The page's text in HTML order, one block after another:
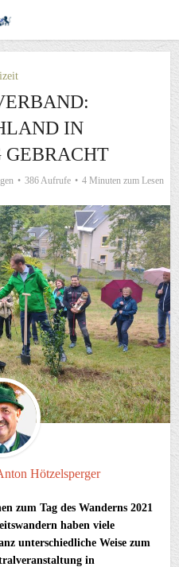
IN
GEBRACHT
386 Aufrufe 4 Minuten zum Lesen
Hötzelsperger
zum Tag des Wanderns 2021
haben viele
unterschiedliche Weise zum
in